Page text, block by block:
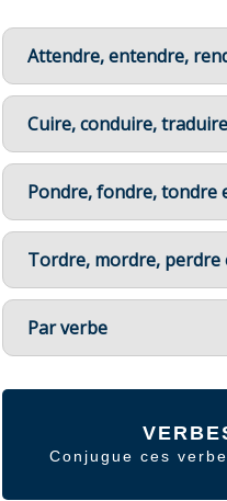
Attendre, entendre,
Cuire, conduire,
Pondre, fondre, tondre
Tordre, mordre,
Par verbe
Conjugue ces